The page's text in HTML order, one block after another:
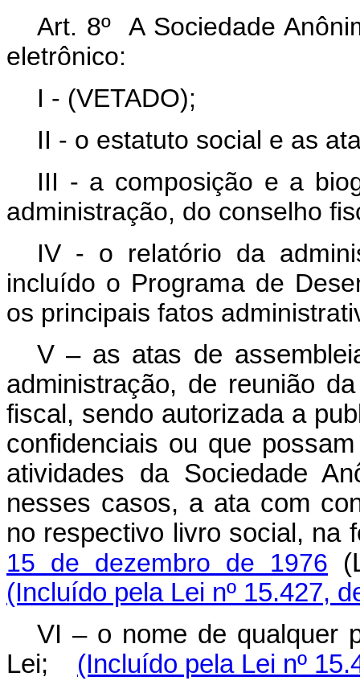
Art. 8º A Sociedade
eletrônico:
I - (VETADO);
II - o estatuto social e as
III - a composição e a
administração, do conselho
IV - o relatório da
incluído o Programa de
os principais fatos
V – as atas de
administração, de reunião
fiscal, sendo autorizada a
confidenciais ou que
atividades da Sociedade
nesses casos, a ata com
no respectivo livro social, na
15 de dezembro de 1976
(Incluído pela Lei nº 15.427,
VI – o nome de qualquer
Lei;
(Incluído pela Lei nº